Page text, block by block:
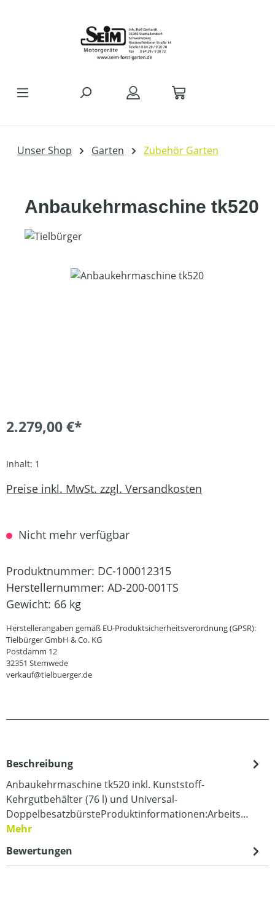
Unser Shop Garten Zubehör Garten
Anbaukehrmaschine tk520
Bildergalerie überspringen
2.279,00 €*
Inhalt: 1
Preise inkl. MwSt. zzgl. Versandkosten
Nicht mehr verfügbar
Produktnummer: DC-100012315
Herstellernummer: AD-200-001TS
Gewicht: 66 kg
Herstellerangaben gemäß EU-Produktsicherheitsverordnung (GPSR):
Tielbürger GmbH & Co. KG
Postdamm 12
32351 Stemwede
verkauf@tielbuerger.de
Beschreibung
Anbaukehrmaschine tk520 inkl. Kunststoff-
Kehrgutbehälter (76 l) und Universal-
DoppelbesatzbürsteProduktinformationen:Arbeits…
Mehr
Bewertungen